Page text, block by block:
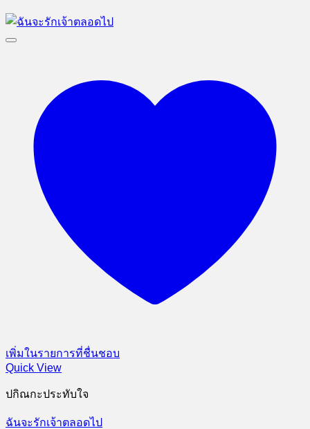
เพิ่มในรายการที่ชื่นชอบ
Quick View
ปกิณกะประทับใจ
ฉันจะรักเจ้าตลอดไป